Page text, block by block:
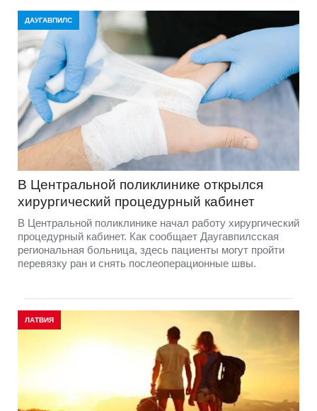
ДАУГАВПИЛС
В Центральной поликлинике открылся
хирургический процедурный кабинет
В Центральной поликлинике начал работу хирургический
процедурный кабинет. Как сообщает Даугавпилсская
региональная больница, здесь пациенты могут пройти
перевязку ран и снять послеоперационные швы.
ЛАТВИЯ